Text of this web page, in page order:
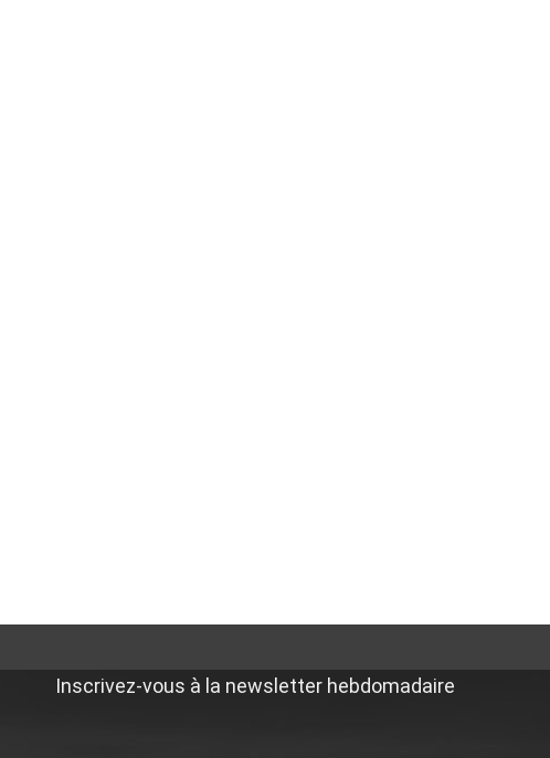
Inscrivez-vous à la newsletter hebdomadaire